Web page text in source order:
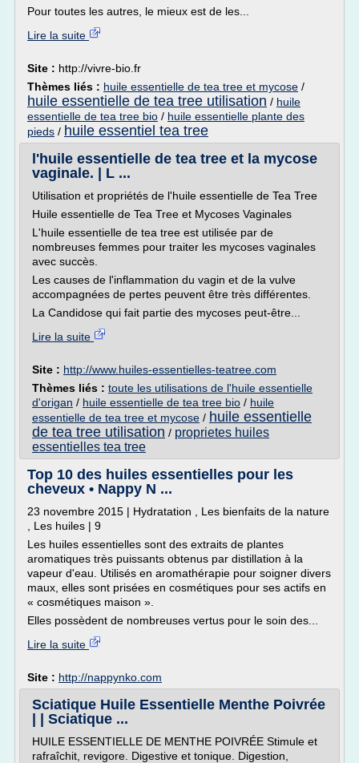
Pour toutes les autres, le mieux est de les...
Lire la suite
Site : http://vivre-bio.fr
Thèmes liés : huile essentielle de tea tree et mycose /
huile essentielle de tea tree utilisation / huile
essentielle de tea tree bio / huile essentielle plante des
pieds / huile essentiel tea tree
l'huile essentielle de tea tree et la mycose
vaginale. | L ...
Utilisation et propriétés de l'huile essentielle de Tea Tree
Huile essentielle de Tea Tree et Mycoses Vaginales
L'huile essentielle de tea tree est utilisée par de
nombreuses femmes pour traiter les mycoses vaginales
avec succès.
Les causes de l'inflammation du vagin et de la vulve
accompagnées de pertes peuvent être très différentes.
La Candidose qui fait partie des mycoses peut-être...
Lire la suite
Site : http://www.huiles-essentielles-teatree.com
Thèmes liés : toute les utilisations de l'huile essentielle
d'origan / huile essentielle de tea tree bio / huile
essentielle de tea tree et mycose / huile essentielle
de tea tree utilisation / proprietes huiles
essentielles tea tree
Top 10 des huiles essentielles pour les
cheveux • Nappy N ...
23 novembre 2015 | Hydratation , Les bienfaits de la nature
, Les huiles | 9
Les huiles essentielles sont des extraits de plantes
aromatiques très puissants obtenus par distillation à la
vapeur d'eau. Utilisés en aromathérapie pour soigner divers
maux, elles sont prisées en cosmétiques pour ses actifs en
« cosmétiques maison ».
Elles possèdent de nombreuses vertus pour le soin des...
Lire la suite
Site : http://nappynko.com
Sciatique Huile Essentielle Menthe Poivrée
| | Sciatique ...
HUILE ESSENTIELLE DE MENTHE POIVRÉE Stimule et
rafraîchit, revigore. Digestive et tonique. Digestion,